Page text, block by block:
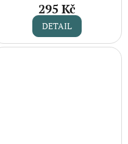
295 Kč
DETAIL